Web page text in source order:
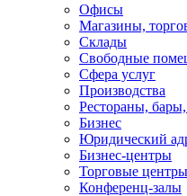
Офисы
Магазины,
Склады
Свободные
Сфера услуг
Производства
Рестораны,
Бизнес
Юридический
Бизнес-центры
Торговые центры
Конференц-залы